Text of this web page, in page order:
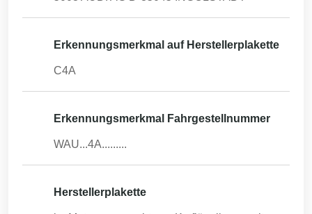
Erkennungsmerkmal auf Herstellerplakette
C4A
Erkennungsmerkmal Fahrgestellnummer
WAU...4A.........
Herstellerplakette